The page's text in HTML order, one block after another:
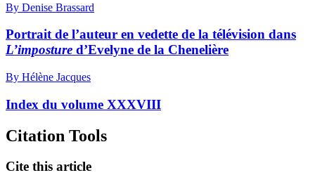
By Denise Brassard
Portrait de l’auteur en vedette de la télévision dans
L’imposture d’Evelyne de la Chenelière
By Hélène Jacques
Index du volume XXXVIII
Citation Tools
Cite this article